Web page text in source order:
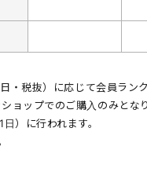
・税抜）に応じて会員ラン
ョップでのご購入のみとな
）に行われます。